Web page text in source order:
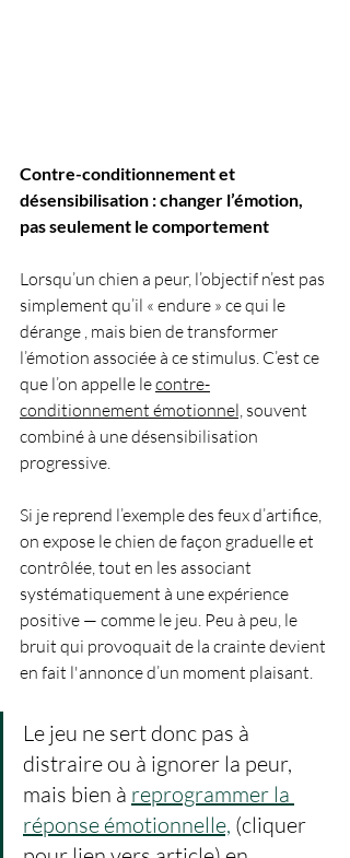
Contre-conditionnement et
désensibilisation : changer l’émotion,
pas seulement le comportement
Lorsqu’un chien a peur, l’objectif n’est pas
simplement qu’il « endure » ce qui le
dérange , mais bien de transformer
l’émotion associée à ce stimulus. C’est ce
que l’on appelle le contre-
conditionnement émotionnel, souvent
combiné à une désensibilisation
progressive.
Si je reprend l’exemple des feux d’artifice,
on expose le chien de façon graduelle et
contrôlée, tout en les associant
systématiquement à une expérience
positive — comme le jeu. Peu à peu, le
bruit qui provoquait de la crainte devient
en fait l'annonce d’un moment plaisant.
Le jeu ne sert donc pas à
distraire ou à ignorer la peur,
mais bien à reprogrammer la
réponse émotionnelle, (cliquer